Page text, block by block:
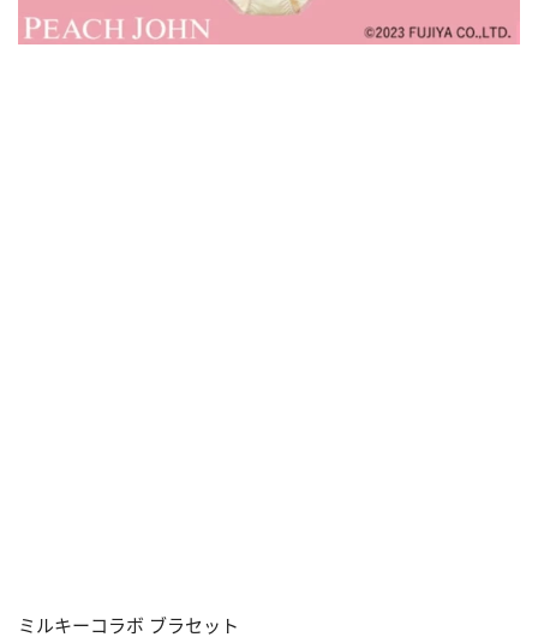
ミルキーコラボ ブラセット